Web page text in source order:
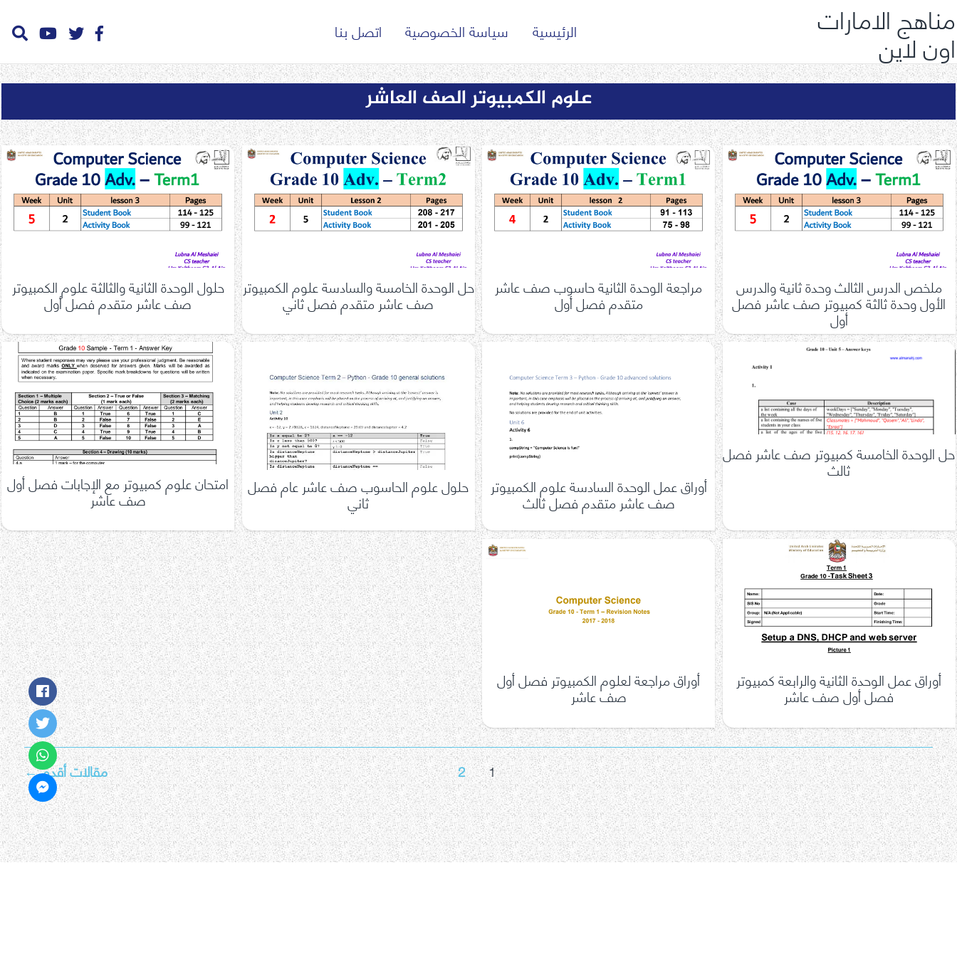
مناهج الامارات
اون لاين الرئيسية سياسة الخصوصية اتصل بنا
علوم الكمبيوتر الصف العاشر
ملخص الدرس الثالث وحدة ثانية والدرس
الأول وحدة ثالثة كمبيوتر صف عاشر فصل
أول
مراجعة الوحدة الثانية حاسوب صف عاشر
متقدم فصل أول
حل الوحدة الخامسة والسادسة علوم الكمبيوتر
صف عاشر متقدم فصل ثاني
حلول الوحدة الثانية والثالثة علوم الكمبيوتر
صف عاشر متقدم فصل أول
حل الوحدة الخامسة كمبيوتر صف عاشر فصل
ثالث
أوراق عمل الوحدة السادسة علوم الكمبيوتر
صف عاشر متقدم فصل ثالث
حلول علوم الحاسوب صف عاشر عام فصل
ثاني
امتحان علوم كمبيوتر مع الإجابات فصل أول
صف عاشر
أوراق عمل الوحدة الثانية والرابعة كمبيوتر
فصل أول صف عاشر
أوراق مراجعة لعلوم الكمبيوتر فصل أول
صف عاشر
تعدد
صفحات
المقالات
1
2 مقالات أقدم←